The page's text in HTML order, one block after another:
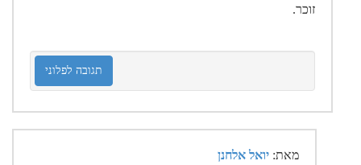
זוכר.
תגובה לפלוני
מאת: יואל אלחנן